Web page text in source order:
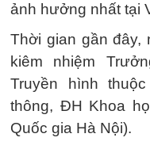
ảnh hưởng nhất tại
Thời gian gần đây,
kiêm nhiệm
Truyền hình
thông, ĐH Khoa
Quốc gia Hà Nội).